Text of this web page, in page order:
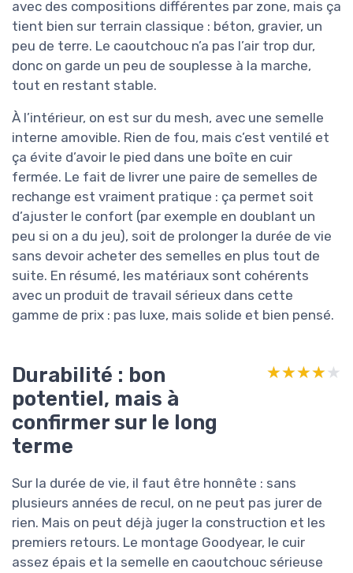
avec des compositions différentes par zone, mais ça
tient bien sur terrain classique : béton, gravier, un
peu de terre. Le caoutchouc n’a pas l’air trop dur,
donc on garde un peu de souplesse à la marche,
tout en restant stable.
À l’intérieur, on est sur du mesh, avec une semelle
interne amovible. Rien de fou, mais c’est ventilé et
ça évite d’avoir le pied dans une boîte en cuir
fermée. Le fait de livrer une paire de semelles de
rechange est vraiment pratique : ça permet soit
d’ajuster le confort (par exemple en doublant un
peu si on a du jeu), soit de prolonger la durée de vie
sans devoir acheter des semelles en plus tout de
suite. En résumé, les matériaux sont cohérents
avec un produit de travail sérieux dans cette
gamme de prix : pas luxe, mais solide et bien pensé.
Durabilité : bon
potentiel, mais à
confirmer sur le long
terme
★★★★★
★★★★★
Sur la durée de vie, il faut être honnête : sans
plusieurs années de recul, on ne peut pas jurer de
rien. Mais on peut déjà juger la construction et les
premiers retours. Le montage Goodyear, le cuir
assez épais et la semelle en caoutchouc sérieuse